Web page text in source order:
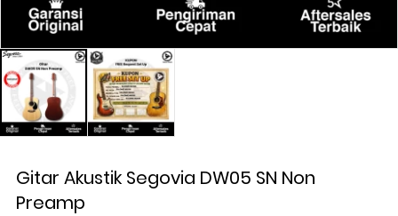
Gitar Akustik Segovia DW05 SN Non
Preamp